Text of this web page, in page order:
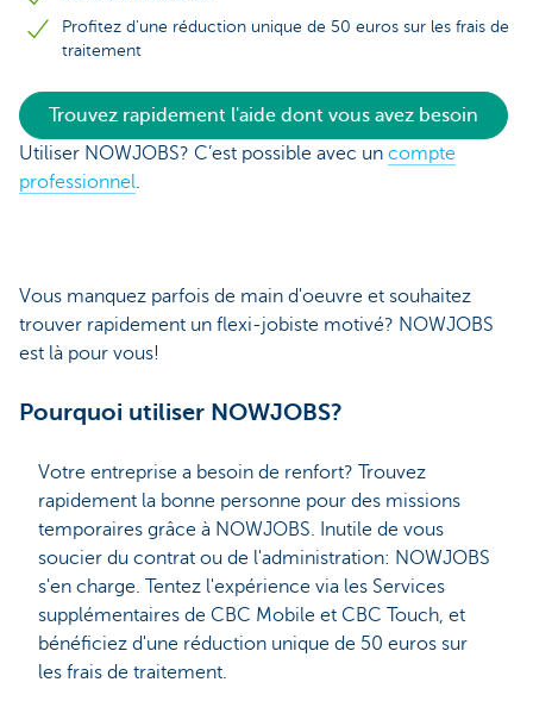
Profitez d'une réduction unique de 50 euros sur les frais de
traitement
Trouvez rapidement l'aide dont vous avez besoin
Utiliser NOWJOBS? C’est possible avec un compte
professionnel.
Vous manquez parfois de main d'oeuvre et souhaitez
trouver rapidement un flexi-jobiste motivé? NOWJOBS
est là pour vous!
Pourquoi utiliser NOWJOBS?
Votre entreprise a besoin de renfort? Trouvez
rapidement la bonne personne pour des missions
temporaires grâce à NOWJOBS. Inutile de vous
soucier du contrat ou de l'administration: NOWJOBS
s'en charge. Tentez l'expérience via les Services
supplémentaires de CBC Mobile et CBC Touch, et
bénéficiez d'une réduction unique de 50 euros sur
les frais de traitement.